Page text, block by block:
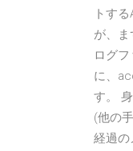
トす
が、
ログ
に、
す。
(他の
経過の